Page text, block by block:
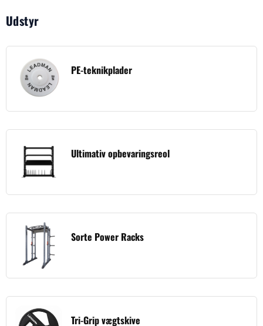
Udstyr
PE-teknikplader
Ultimativ opbevaringsreol
Sorte Power Racks
Tri-Grip vægtskive